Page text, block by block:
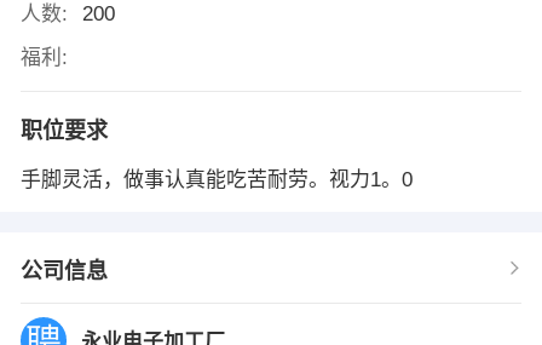
人数:
200
福利:
职位要求
手脚灵活，做事认真能吃苦耐劳。视力1。0
公司信息